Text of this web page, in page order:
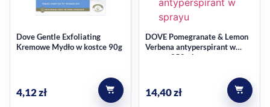
Dove Gentle Exfoliating
Kremowe Mydło w kostce 90g
4,12zł
DOVE Pomegranate & Lemon
Verbena antyperspirant w
sprayu 250ml
14,40zł